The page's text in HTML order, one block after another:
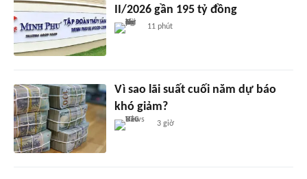
II/2026 gần 195 tỷ đồng
11 phút
Vì sao lãi suất cuối năm dự báo
khó giảm?
3 giờ